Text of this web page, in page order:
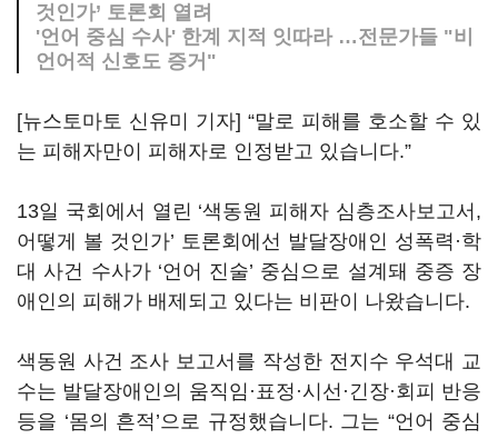
것인가’ 토론회 열려
'언어 중심 수사' 한계 지적 잇따라 …전문가들 "비
언어적 신호도 증거"
[뉴스토마토 신유미 기자] “말로 피해를 호소할 수 있
는 피해자만이 피해자로 인정받고 있습니다.”
13일 국회에서 열린 ‘색동원 피해자 심층조사보고서,
어떻게 볼 것인가’ 토론회에선 발달장애인 성폭력·학
대 사건 수사가 ‘언어 진술’ 중심으로 설계돼 중증 장
애인의 피해가 배제되고 있다는 비판이 나왔습니다.
색동원 사건 조사 보고서를 작성한 전지수 우석대 교
수는 발달장애인의 움직임·표정·시선·긴장·회피 반응
등을 ‘몸의 흔적’으로 규정했습니다. 그는 “언어 중심